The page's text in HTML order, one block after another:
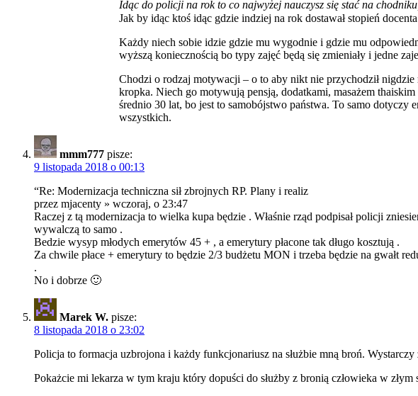
Idąc do policji na rok to co najwyżej nauczysz się stać na
Jak by idąc ktoś idąc gdzie indziej na rok dostawał stopień
Każdy niech sobie idzie gdzie mu wygodnie i gdzie mu
wyższą koniecznością bo typy zajęć będą się zmieniały i jedne
Chodzi o rodzaj motywacji – o to aby nikt nie przychodził
kropka. Niech go motywują pensją, dodatkami, masażem
średnio 30 lat, bo jest to samobójstwo państwa. To samo
wszystkich.
mmm777 pisze:
9 listopada 2018 o 00:13
“Re: Modernizacja techniczna sił zbrojnych RP. Plany i realiz
przez mjacenty » wczoraj, o 23:47
Raczej z tą modernizacja to wielka kupa będzie . Właśnie rząd podpisał policji
wywalczą to samo .
Bedzie wysyp młodych emerytów 45 + , a emerytury płacone tak długo kosztują .
Za chwile płace + emerytury to będzie 2/3 budżetu MON i trzeba będzie na gwałt
.
No i dobrze 🙂
Marek W. pisze:
8 listopada 2018 o 23:02
Policja to formacja uzbrojona i każdy funkcjonariusz na służbie mną broń.
Pokażcie mi lekarza w tym kraju który dopuści do służby z bronią człowieka w złym